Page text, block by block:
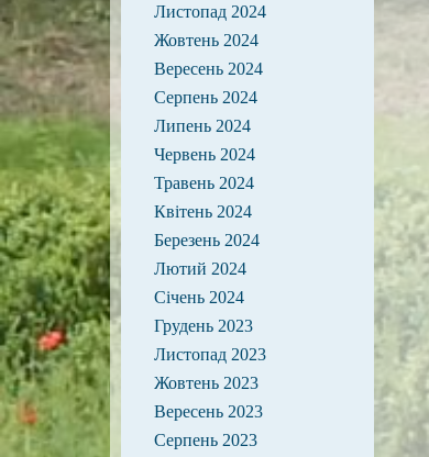
Листопад 2024
Жовтень 2024
Вересень 2024
Серпень 2024
Липень 2024
Червень 2024
Травень 2024
Квітень 2024
Березень 2024
Лютий 2024
Січень 2024
Грудень 2023
Листопад 2023
Жовтень 2023
Вересень 2023
Серпень 2023